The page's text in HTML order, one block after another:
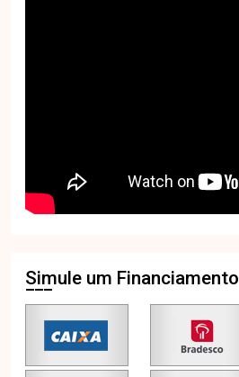
Simule um Financiamento